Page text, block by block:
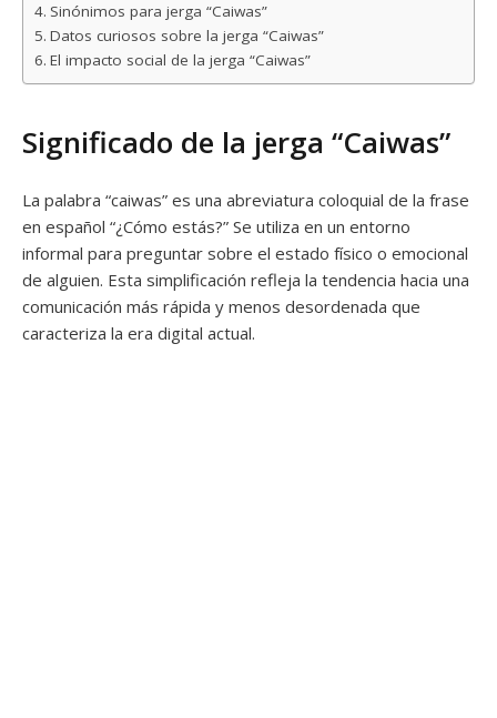
Sinónimos para jerga “Caiwas”
Datos curiosos sobre la jerga “Caiwas”
El impacto social de la jerga “Caiwas”
Significado de la jerga “Caiwas”
La palabra “caiwas” es una abreviatura coloquial de la frase
en español “¿Cómo estás?” Se utiliza en un entorno
informal para preguntar sobre el estado físico o emocional
de alguien. Esta simplificación refleja la tendencia hacia una
comunicación más rápida y menos desordenada que
caracteriza la era digital actual.